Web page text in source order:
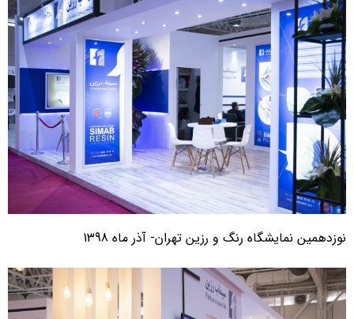
نوزدهمین نمایشگاه رنگ و رزین تهران- آذر ماه 1398